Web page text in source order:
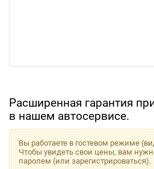
Расширенная гарантия
в нашем автосервисе.
Вы работаете в гостевом режиме
Чтобы увидеть свои цены, вам
паролем (или зарегистрироваться).